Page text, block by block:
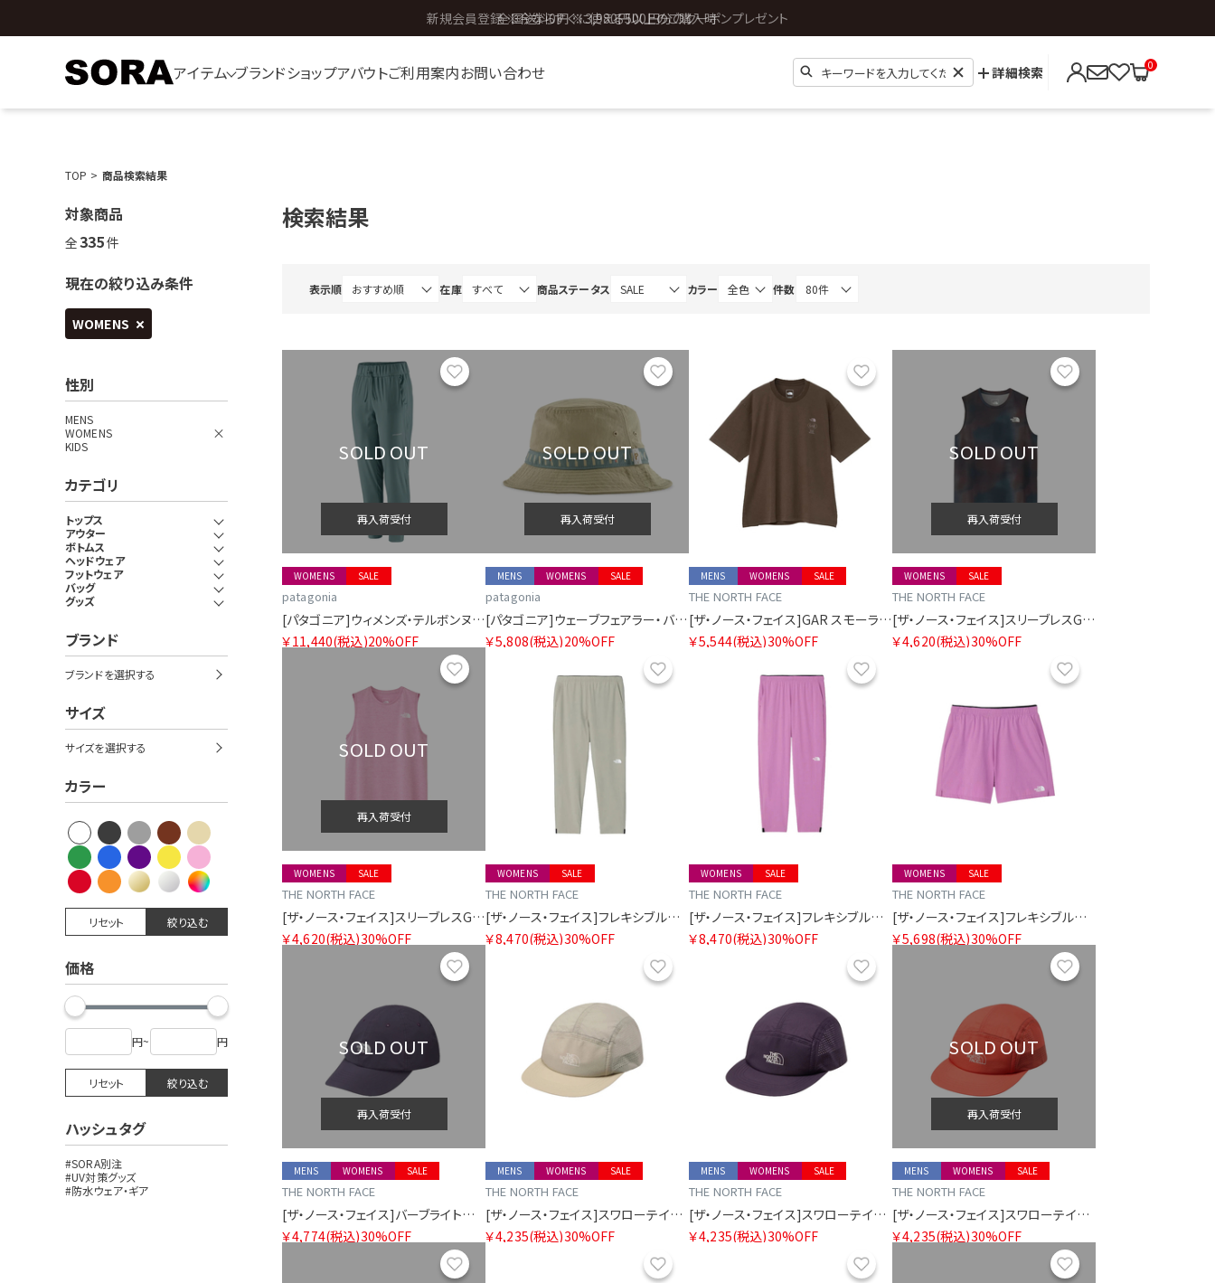
全国送料0円 ※3,980円以上のご購入時
アイテム ブランドショップアバウトご利用案内お問い合わせ 詳細検索 0
TOP 商品検索結果
対象商品
全335件
現在の絞り込み条件
WOMENS
性別
MENS
WOMENS
KIDS
カテゴリ
トップス
アウター
ボトムス
ヘッドウェア
フットウェア
バッグ
グッズ
ブランド
ブランドを選択する
サイズ
サイズを選択する
カラー
リセット 絞り込む
価格
円~ 円
リセット 絞り込む
ハッシュタグ
#SORA別注
#UV対策グッズ
#防水ウェア・ギア
検索結果
表示順 在庫 商品ステータス カラー 件数
SOLD OUT
再入荷受付
SALE
WOMENS
patagonia
[パタゴニア]ウィメンズ・テルボンヌ・ジョガーズ
￥11,440(税込)20%OFF
SOLD OUT
再入荷受付
SALE
MENS WOMENS
patagonia
[パタゴニア]ウェーブフェアラー・バケツ・ハット
￥5,808(税込)20%OFF
SALE
MENS WOMENS
THE NORTH FACE
[ザ・ノース・フェイス]GAR スモーラータイポグラフィックショートスリーブティー
￥5,544(税込)30%OFF
SOLD OUT
再入荷受付
SALE
WOMENS
THE NORTH FACE
[ザ・ノース・フェイス]スリーブレスGTDメランジクルー
￥4,620(税込)30%OFF
SOLD OUT
再入荷受付
SALE
WOMENS
THE NORTH FACE
[ザ・ノース・フェイス]スリーブレスGTDメランジクルー
￥4,620(税込)30%OFF
SALE
WOMENS
THE NORTH FACE
[ザ・ノース・フェイス]フレキシブルロングパンツ レディース
￥8,470(税込)30%OFF
SALE
WOMENS
THE NORTH FACE
[ザ・ノース・フェイス]フレキシブルロングパンツ レディース
￥8,470(税込)30%OFF
SALE
WOMENS
THE NORTH FACE
[ザ・ノース・フェイス]フレキシブルショーツ レディース
￥5,698(税込)30%OFF
SOLD OUT
再入荷受付
SALE
MENS WOMENS
THE NORTH FACE
[ザ・ノース・フェイス]バーブライトキャップ
￥4,774(税込)30%OFF
SALE
MENS WOMENS
THE NORTH FACE
[ザ・ノース・フェイス]スワローテイルキャップ
￥4,235(税込)30%OFF
SALE
MENS WOMENS
THE NORTH FACE
[ザ・ノース・フェイス]スワローテイルキャップ
￥4,235(税込)30%OFF
SOLD OUT
再入荷受付
SALE
MENS WOMENS
THE NORTH FACE
[ザ・ノース・フェイス]スワローテイルキャップ
￥4,235(税込)30%OFF